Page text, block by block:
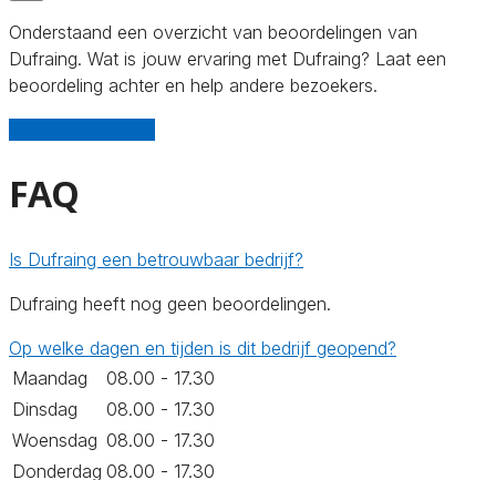
Onderstaand een overzicht van beoordelingen van
Dufraing. Wat is jouw ervaring met Dufraing? Laat een
beoordeling achter en help andere bezoekers.
FAQ
Is Dufraing een betrouwbaar bedrijf?
Dufraing heeft nog geen beoordelingen.
Op welke dagen en tijden is dit bedrijf geopend?
Maandag
08.00 - 17.30
Dinsdag
08.00 - 17.30
Woensdag 08.00 - 17.30
Donderdag 08.00 - 17.30